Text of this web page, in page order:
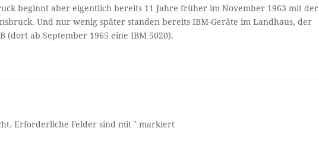
beginnt aber eigentlich bereits 11 Jahre früher im November 1963 mit der
Und nur wenig später standen bereits IBM-Geräte im Landhaus, der
(dort ab September 1965 eine IBM 5020).
Erforderliche Felder sind mit* markiert